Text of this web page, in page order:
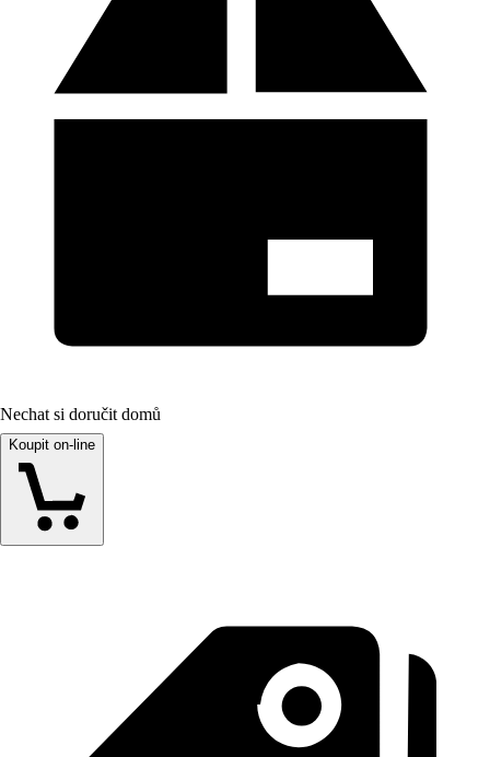
Nechat si doručit domů
Koupit on-line